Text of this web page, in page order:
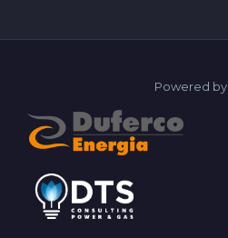
Powered by